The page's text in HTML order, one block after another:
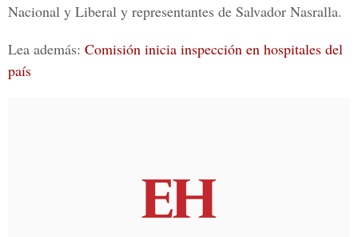
Nacional y Liberal y representantes de Salvador Nasralla.
Lea además: Comisión inicia inspección en hospitales del
país